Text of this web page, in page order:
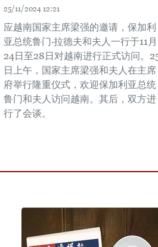
25/11/2024 12:21
应越南国家主席梁强的邀请，保加利
亚总统鲁门·拉德夫和夫人一行于11月
24日至28日对越南进行正式访问。
日上午，国家主席梁强和夫人在主席
府举行隆重仪式，欢迎保加利亚总统
鲁门和夫人访问越南。其后，双方进
行了会谈。